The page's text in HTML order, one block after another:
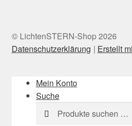
© LichtenSTERN-Shop 2026
Datenschutzerklärung
Erstellt
Mein Konto
Suche
Suchen
nach:
Suchen